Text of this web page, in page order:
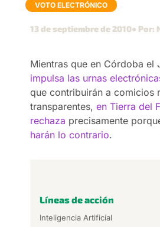
VOTO ELECTRÓNICO
13 de septiembre de 2010● Por:
Mientras que en Córdoba el
impulsa las urnas
que contribuirán a comicios
transparentes,en Tierra del
rechaza precisamente
harán lo contrario.
Líneas de acción
Inteligencia Artificial